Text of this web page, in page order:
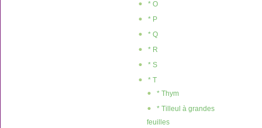
* O
* P
* Q
* R
* S
* T
* Thym
* Tilleul à grandes
feuilles